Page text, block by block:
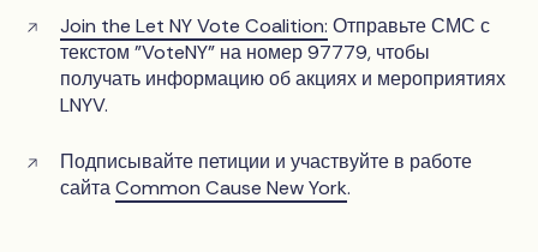
Join the Let NY Vote Coalition: Отправьте СМС с
текстом "VoteNY" на номер 97779, чтобы
получать информацию об акциях и мероприятиях
LNYV.
Подписывайте петиции и участвуйте в работе
сайтаCommon Cause New York.